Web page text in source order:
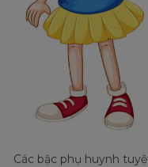
Các bậc phụ huynh